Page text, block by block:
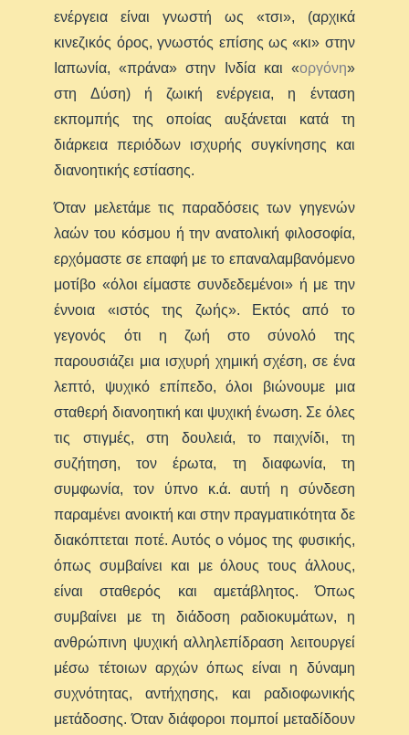
ενέργεια είναι γνωστή ως «τσι», (αρχικά
κινεζικός όρος, γνωστός επίσης ως «κι» στην
Ιαπωνία, «πράνα» στην Ινδία και «οργόνη»
στη Δύση) ή ζωική ενέργεια, η ένταση
εκπομπής της οποίας αυξάνεται κατά τη
διάρκεια περιόδων ισχυρής συγκίνησης και
διανοητικής εστίασης.
Όταν μελετάμε τις παραδόσεις των γηγενών
λαών του κόσμου ή την ανατολική φιλοσοφία,
ερχόμαστε σε επαφή με το επαναλαμβανόμενο
μοτίβο «όλοι είμαστε συνδεδεμένοι» ή με την
έννοια «ιστός της ζωής». Εκτός από το
γεγονός ότι η ζωή στο σύνολό της
παρουσιάζει μια ισχυρή χημική σχέση, σε ένα
λεπτό, ψυχικό επίπεδο, όλοι βιώνουμε μια
σταθερή διανοητική και ψυχική ένωση. Σε όλες
τις στιγμές, στη δουλειά, το παιχνίδι, τη
συζήτηση, τον έρωτα, τη διαφωνία, τη
συμφωνία, τον ύπνο κ.ά. αυτή η σύνδεση
παραμένει ανοικτή και στην πραγματικότητα δε
διακόπτεται ποτέ. Αυτός ο νόμος της φυσικής,
όπως συμβαίνει και με όλους τους άλλους,
είναι σταθερός και αμετάβλητος. Όπως
συμβαίνει με τη διάδοση ραδιοκυμάτων, η
ανθρώπινη ψυχική αλληλεπίδραση λειτουργεί
μέσω τέτοιων αρχών όπως είναι η δύναμη
συχνότητας, αντήχησης, και ραδιοφωνικής
μετάδοσης. Όταν διάφοροι πομποί μεταδίδουν